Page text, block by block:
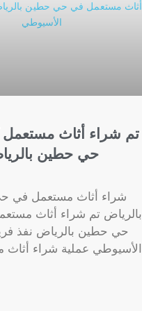
تم شراء أثاث
حي حطين
شراء أثاث مستعمل في
بالرياض تم شراء أثاث
حي حطين بالرياض نفذ
الأسيوطي عملية شراء